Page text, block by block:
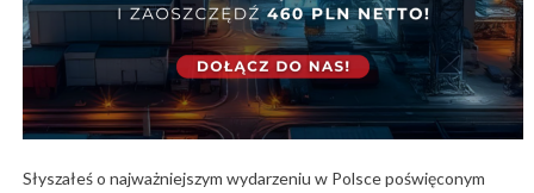
Słyszałeś o najważniejszym wydarzeniu w Polsce poświęconym